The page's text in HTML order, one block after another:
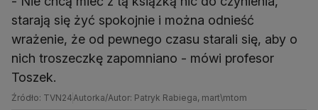
starają się żyć spokojnie i można odnieść
wrażenie, że od pewnego czasu starali się, aby o
nich troszeczkę zapomniano - mówi profesor
Toszek.
Źródło: TVN24Autorka/Autor: Patryk Rabiega, mart\mtom